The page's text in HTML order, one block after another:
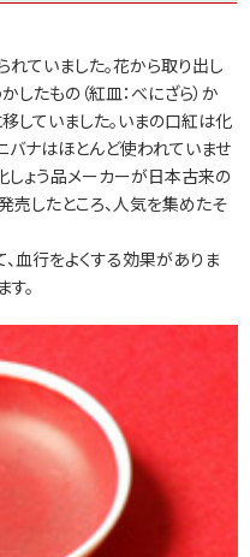
れていました。花から取り出し
たもの（紅皿：べにざら）か
していました。いまの口紅は化
ナはほとんど使われていませ
しょう品メーカーが日本古来の
したところ、人気を集めたそ
血行をよくする効果がありま
。